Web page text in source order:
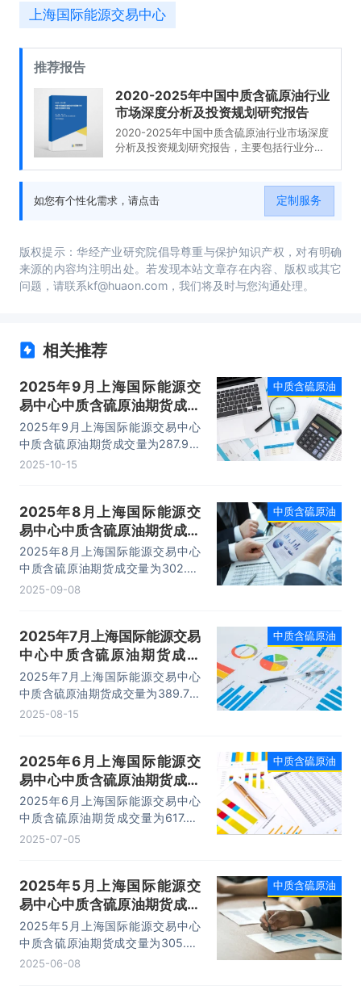
上海国际能源交易中心
推荐报告
2020-2025年中国中质含硫原油行业
市场深度分析及投资规划研究报告
2020-2025年中国中质含硫原油行业市场深度
分析及投资规划研究报告，主要包括行业分
如您有个性化需求，请点击
定制服务
版权提示：华经产业研究院倡导尊重与保护知识产权，对有明确
来源的内容均注明出处。若发现本站文章存在内容、版权或其它
问题，请联系kf@huaon.com，我们将及时与您沟通处理。
相关推荐
2025年9月上海国际能源交
易中心中质含硫原油期货成交
量、成交金额及成交均价统计
2025年9月上海国际能源交易中心
中质含硫原油期货成交量为287.9万
手，成交金额为14003.11亿元，成
2025-10-15
中质含硫原油
2025年8月上海国际能源交
易中心中质含硫原油期货成交
量、成交金额及成交均价统计
2025年8月上海国际能源交易中心
中质含硫原油期货成交量为302.47
万手，成交金额为14952.01亿元，
2025-09-08
中质含硫原油
2025年7月上海国际能源交易
中心中质含硫原油期货成交
量、成交金额及成交均价统计
2025年7月上海国际能源交易中心
中质含硫原油期货成交量为389.7万
手，成交金额为19869.86亿元，成
2025-08-15
中质含硫原油
2025年6月上海国际能源交
易中心中质含硫原油期货成交
量、成交金额及成交均价统计
2025年6月上海国际能源交易中心
中质含硫原油期货成交量为617.22
万手，成交金额为32357.41亿元，
2025-07-05
中质含硫原油
2025年5月上海国际能源交
易中心中质含硫原油期货成交
量、成交金额及成交均价统计
2025年5月上海国际能源交易中心
中质含硫原油期货成交量为305.43
万手，成交金额为14146.69亿元，
2025-06-08
中质含硫原油